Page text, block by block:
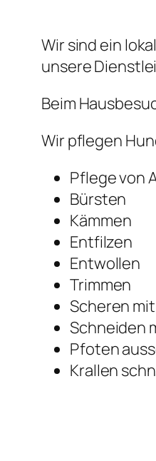
Wir sind ein
unsere
Beim
Wir pflegen
Pflege von
Bürsten
Kämmen
Entfilzen
Entwollen
Trimmen
Scheren
Schneiden
Pfoten
Krallen